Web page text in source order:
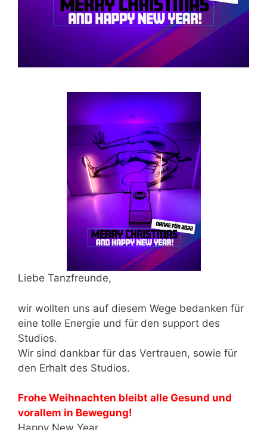
Liebe Tanzfreunde,
wir wollten uns auf diesem Wege bedanken für
eine tolle Energie und für den support des
Studios.
Wir sind dankbar für das Vertrauen, sowie für
den Erhalt des Studios.
Frohe Weihnachten bleibt alle Gesund und
vorallem in Bewegung!